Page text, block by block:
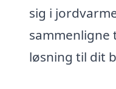
sig i
løsning til dit